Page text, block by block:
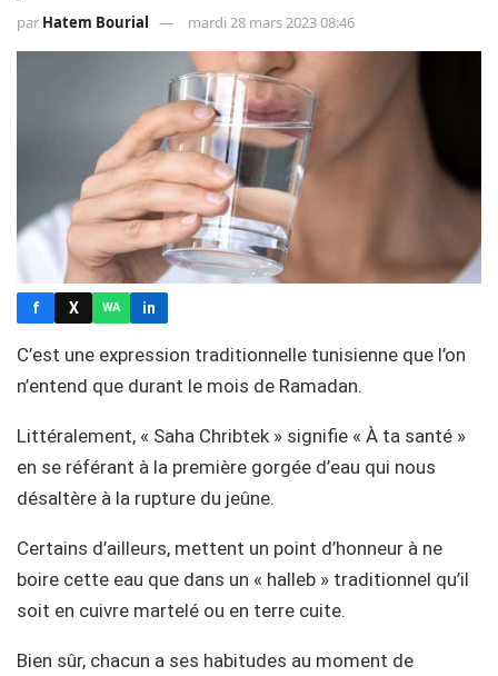
par Hatem Bourial mardi 28 mars 2023 08:46
f X WA in
C’est une expression traditionnelle tunisienne que l’on
n’entend que durant le mois de Ramadan.
Littéralement, « Saha Chribtek » signifie « À ta santé »
en se référant à la première gorgée d’eau qui nous
désaltère à la rupture du jeûne.
Certains d’ailleurs, mettent un point d’honneur à ne
boire cette eau que dans un « halleb » traditionnel qu’il
soit en cuivre martelé ou en terre cuite.
Bien sûr, chacun a ses habitudes au moment de